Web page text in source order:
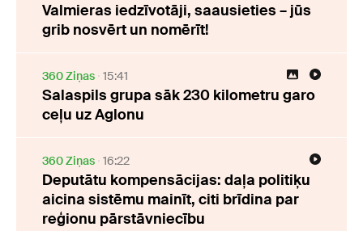
Valmieras iedzīvotāji, saausieties – jūs
grib nosvērt un nomērīt!
360 Ziņas 15:41
Salaspils grupa sāk 230 kilometru garo
ceļu uz Aglonu
360 Ziņas 16:22
Deputātu kompensācijas: daļa politiķu
aicina sistēmu mainīt, citi brīdina par
reģionu pārstāvniecību